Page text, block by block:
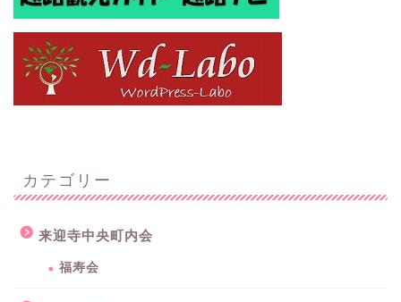
カテゴリー
来迎寺中央町内会
福寿会